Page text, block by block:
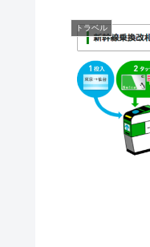
トラベル